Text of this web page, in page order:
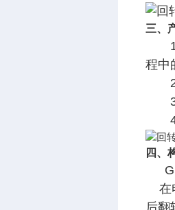
三、
1、
程中
2、
3
4
四、
在
后翻